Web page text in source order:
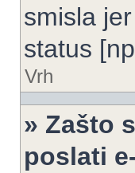
smisla
status
Vrh
» Zašto
poslati